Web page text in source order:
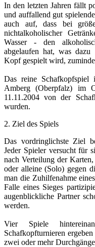
In den letzten Jahren fällt
und auffallend gut
auch auf, dass bei
nichtalkoholischer
Wasser - den
abgelaufen hat, was
Kopf gespielt wird,
Das reine
Amberg (Oberpfalz) im
11.11.2004 von der
wurden.
2. Ziel des Spiels
Das vordringlichste Ziel
Jeder Spieler versucht für
nach Verteilung der
oder alleine (Solo) gegen
man die Zuhilfenahme
Falle eines Sieges
augenblickliche Partner
werden.
Vier Spiele
Schafkopfturnieren
zwei oder mehr